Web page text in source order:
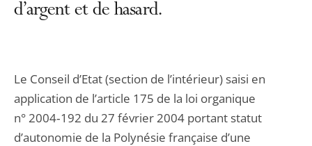
d’argent et de hasard.
Le Conseil d’Etat (section de l’intérieur) saisi en
application de l’article 175 de la loi organique
n° 2004‑192 du 27 février 2004 portant statut
d’autonomie de la Polynésie française d’une